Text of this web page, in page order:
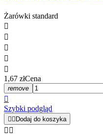
Żarówki standard





1,67 złCena
remove

Szybki podgląd
  Dodaj do koszyka
 